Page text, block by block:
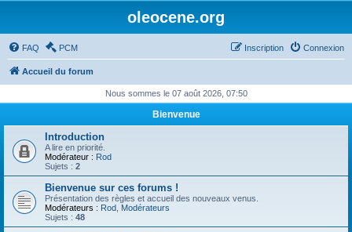
oleocene.org
FAQ PCM Connexion
Inscription
Accueil du forum
Nous sommes le 07 août 2026, 07:50
Bienvenue
Introduction
A lire en priorité.
Modérateur : Rod
Sujets : 2
Bienvenue sur ces forums !
Présentation des règles et accueil des nouveaux venus.
Modérateurs : Rod Modérateurs
Sujets : 48